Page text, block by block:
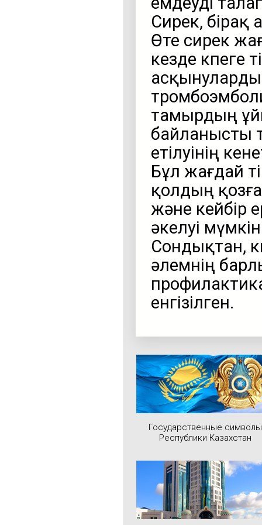
Сирек, бірақ
Өте сирек
кезде өкпеге
тамырдың
байланысты
етілуінің
Бұл жағдай
қолдың
және кейбір
әкелуі
Сондықтан,
әлемнің
енгізілген.
Государственные символы
Республики Казахстан